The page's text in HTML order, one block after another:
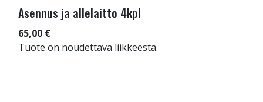
Asennus ja allelaitto 4kpl
65,00 €
Tuote on noudettava liikkeestä.